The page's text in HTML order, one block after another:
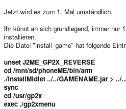
Jetzt wird es zum 1. Mal umständlich.
Ihr könnt an sich grundlegend, immer nur
installieren.
Die Datei "install_game" hat folgende
unset J2ME_GP2X_REVERSE
cd /mnt/sd/phoneME/bin/arm
./installMidlet ../../GAMENAME.jar > ../
sync
cd /usr/gp2x
exec ./gp2xmenu